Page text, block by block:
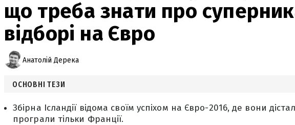
що треба знати про
відборі на Євро
Анатолій Дерека
ОСНОВНІ ТЕЗИ
Збірна Ісландії відома своїм успіхом на Євро-2016, де вони
програли тільки Франції.